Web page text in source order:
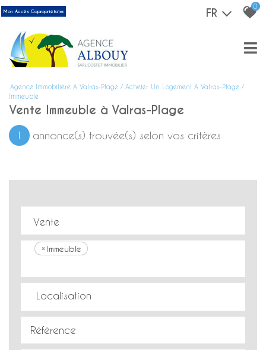
Mon Accès Copropriétaire FR 0
Agence Immobilière À Valras-Plage
Acheter Un Logement À Valras-Plage
Immeuble
Vente Immeuble à Valras-Plage
1 annonce(s) trouvée(s) selon vos critères
Vente
× Immeuble